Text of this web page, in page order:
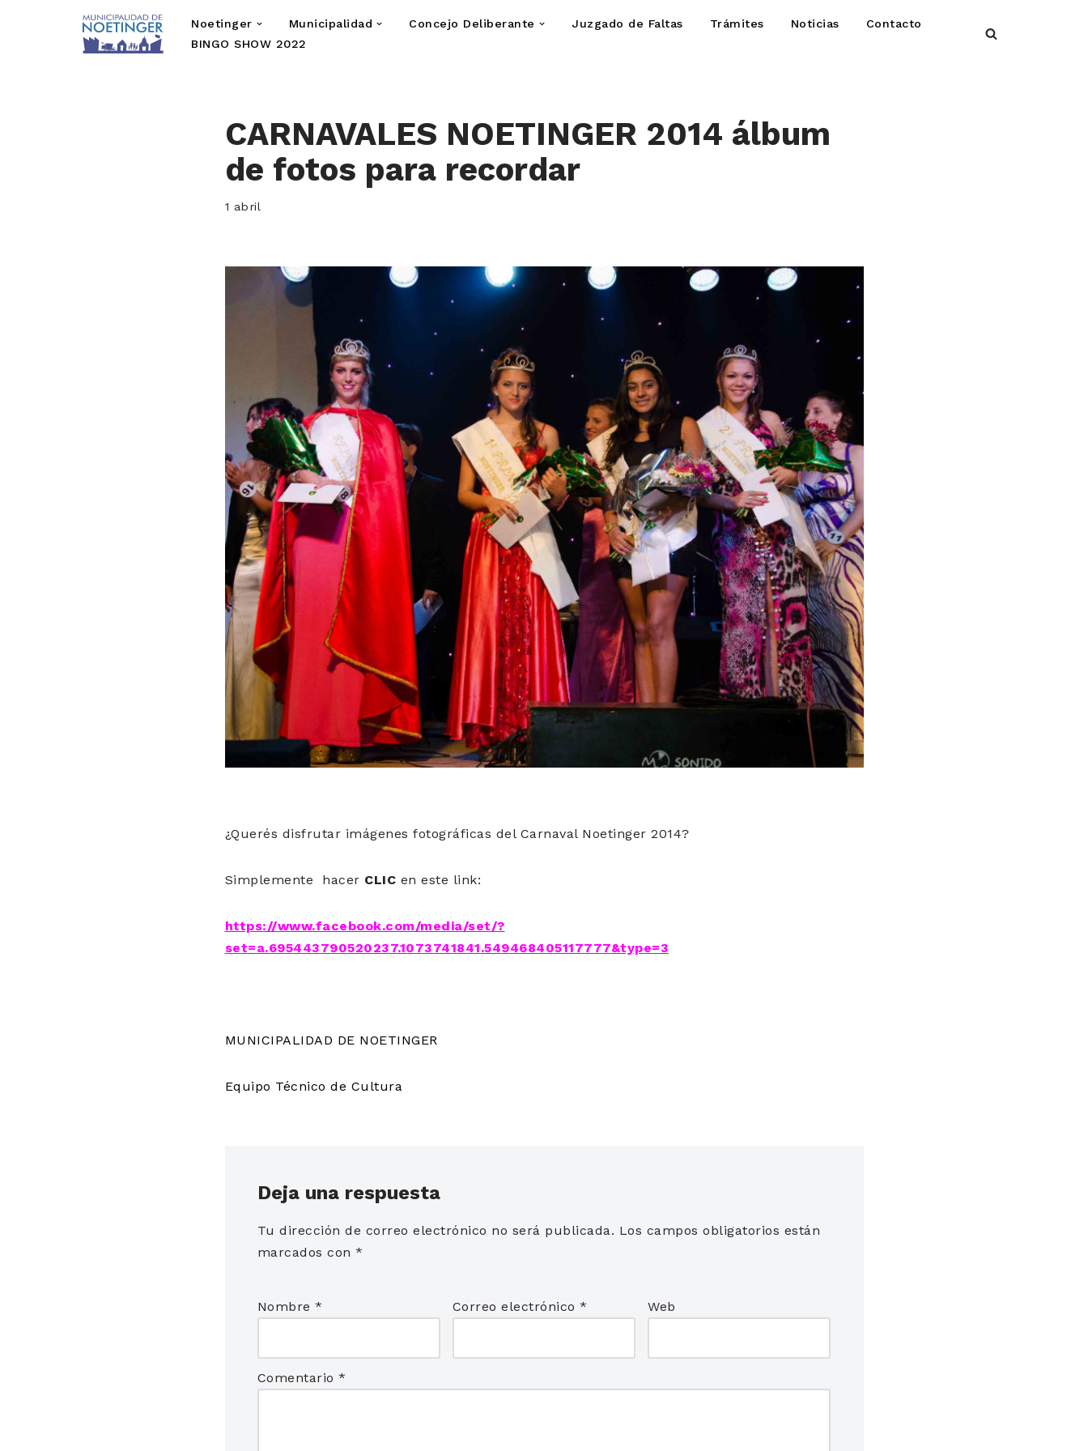
Noetinger Municipalidad Concejo Deliberante Juzgado de Faltas Trámites Noticias
Contacto
BINGO SHOW 2022
CARNAVALES NOETINGER 2014 álbum
de fotos para recordar
1 abril
¿Querés disfrutar imágenes fotográficas del Carnaval Noetinger 2014?
Simplemente hacer CLIC en este link:
https://www.facebook.com/media/set/?
set=a.695443790520237.1073741841.549468405117777&type=3
MUNICIPALIDAD DE NOETINGER
Equipo Técnico de Cultura
Deja una respuesta
Tu dirección de correo electrónico no será publicada. Los campos obligatorios están
marcados con *
Nombre * Correo electrónico* Web
Comentario *